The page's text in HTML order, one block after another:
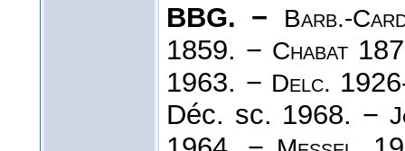
BBG. −
Barb.-
1859. − Chabat
1963. − Delc.
Déc. sc. 1968. −